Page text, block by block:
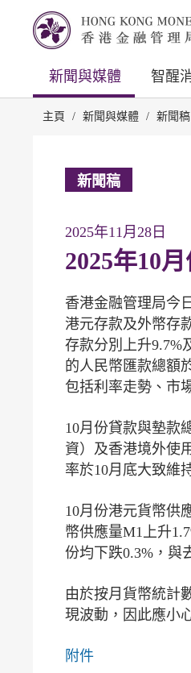
新聞與媒體 智醒
主頁 / 新聞與媒體 / 新聞稿
新聞稿
2025年11月28日
2025年10
香港金融管理局今
港元存款及外幣存
存款分別上升9.7%
的人民幣匯款總額
包括利率走勢、市
10月份貸款與墊款
資）及香港境外使
率於10月底大致維
10月份港元貨幣供
幣供應量M1上升
份均下跌0.3%，與
由於按月貨幣統計
現波動，因此應小
附件